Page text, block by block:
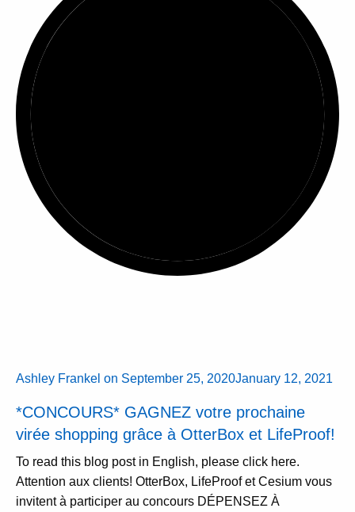
Ashley Frankel on September 25, 2020January 12, 2021
*CONCOURS* GAGNEZ votre prochaine
virée shopping grâce à OtterBox et LifeProof!
To read this blog post in English, please click here.
Attention aux clients! OtterBox, LifeProof et Cesium vous
invitent à participer au concours DÉPENSEZ À